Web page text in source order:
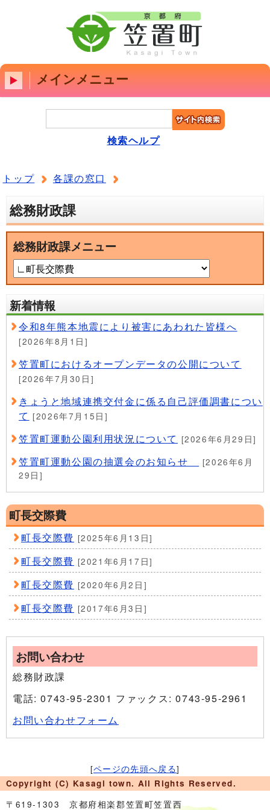
メインメニュー
検索ヘルプ
トップ 各課の窓口
総務財政課
総務財政課メニュー
新着情報
令和8年熊本地震により被害にあわれた皆様へ
[2026年8月1日]
笠置町におけるオープンデータの公開について
[2026年7月30日]
きょうと地域連携交付金に係る自己評価調書につい
て [2026年7月15日]
笠置町運動公園利用状況について [2026年6月29日]
笠置町運動公園の抽選会のお知らせ [2026年6月
29日]
町長交際費
町長交際費 [2025年6月13日]
町長交際費 [2021年6月17日]
町長交際費 [2020年6月2日]
町長交際費 [2017年6月3日]
お問い合わせ
総務財政課
電話: 0743-95-2301 ファックス: 0743-95-2961
お問い合わせフォーム
[ページの先頭へ戻る]
Copyright (C) Kasagi town. All Rights Reserved.
〒619-1303 京都府相楽郡笠置町笠置西